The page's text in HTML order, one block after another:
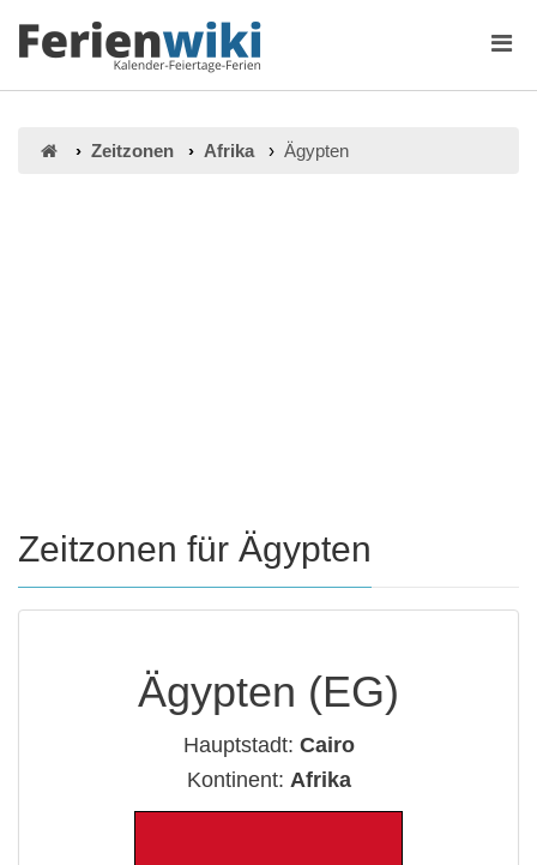
Zeitzonen Afrika Ägypten
Zeitzonen für Ägypten
Ägypten (EG)
Hauptstadt: Cairo
Kontinent: Afrika